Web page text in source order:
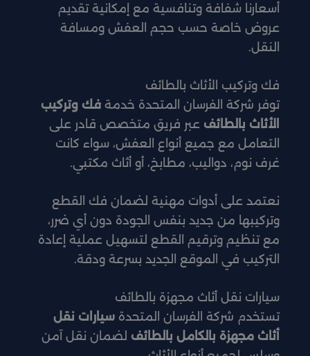
أسعارنا شفافة وتنافسية مع إمكانية تقديم
عروض خاصة حسب حجم العفش ومسافة
النقل.
فك وتركيب الأثاث بالطائف
توفر شركة الفرسان المتحدة خدمة فك وتركيب
الأثاث بالطائف عبر فريق متخصص قادر على
التعامل مع جميع أنواع العفش، سواء كانت
غرف نوم، دواليب، مطابخ، أو أثاث مكتبي.
نعتمد على أدوات مهنية لضمان فك القطع
وتركيبها من جديد بنفس الجودة دون أي ضرر،
مع تنظيم وترقيم القطع لتسهيل عملية إعادة
التركيب في الموقع الجديد بسرعة ودقة.
سيارات نقل أثاث مجهزة بالطائف
تستخدم شركة الفرسان المتحدة سيارات نقل
أثاث مجهزة بالكامل بالطائف لضمان نقل آمن